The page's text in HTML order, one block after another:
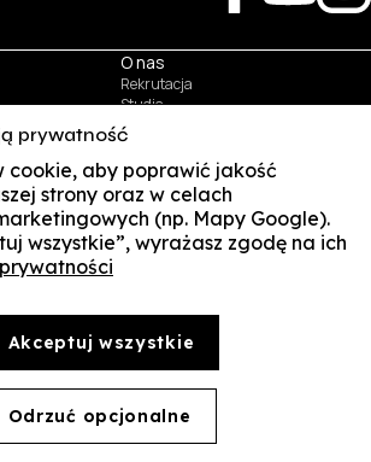
O nas
Rekrutacja
Studia
Kontakt
Student
Multis Multum
Biblioteka
Samorząd
przepisów, do których prawa majątkowe autorskie
zgody WSZIB zabrania się w stosunku do tych treści oraz ich
modyfikowania, dystrybuowania, publikowania,
w jakiejkolwiek innej formie. Ograniczenia
użytku osobistego.
prywatność
cookie, aby poprawić jakość
strony oraz w celach
(np. Mapy Google).
wszystkie”, wyrażasz zgodę na ich
Akceptuj wszystkie
Odrzuć opcjonalne